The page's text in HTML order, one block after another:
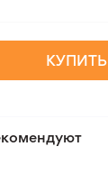
КУПИТЬ